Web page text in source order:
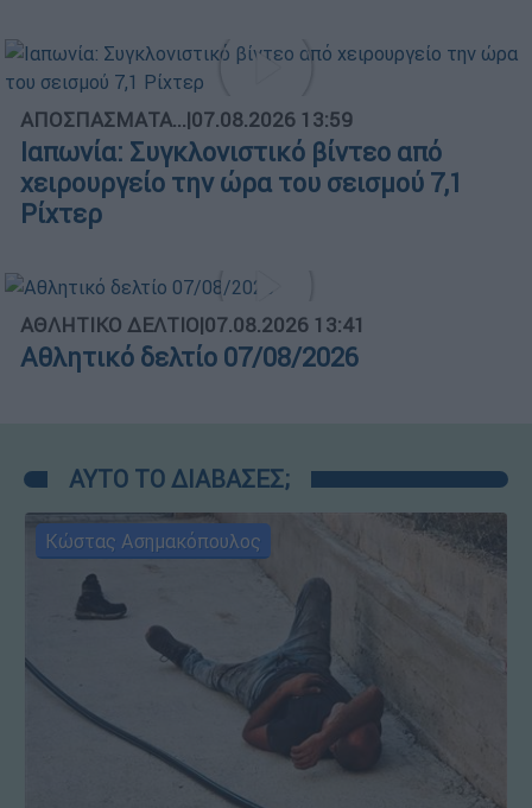
ΑΠΟΣΠΑΣΜΑΤΑ...|07.08.2026 13:59
Ιαπωνία: Συγκλονιστικό βίντεο από
χειρουργείο την ώρα του σεισμού 7,1
Ρίχτερ
ΑΘΛΗΤΙΚΟ ΔΕΛΤΙΟ|07.08.2026 13:41
Αθλητικό δελτίο 07/08/2026
ΑΥΤΟ ΤΟ ΔΙΑΒΑΣΕΣ;
Κώστας Ασημακόπουλος